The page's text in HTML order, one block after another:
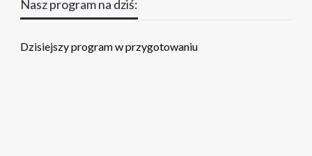
Nasz program na dziś:
Dzisiejszy program w przygotowaniu